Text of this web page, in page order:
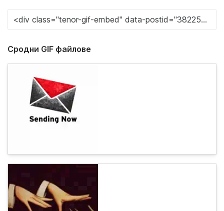
Сродни GIF файлове